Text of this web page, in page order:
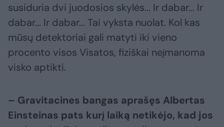
susiduria dvi juodosios skylės... Ir dabar... Ir
dabar... Ir dabar... Tai vyksta nuolat. Kol kas
mūsų detektoriai gali matyti iki vieno
procento visos Visatos, fiziškai neįmanoma
visko aptikti.
– Gravitacines bangas aprašęs Albertas
Einsteinas pats kurį laiką netikėjo, kad jos